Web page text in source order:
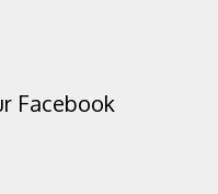
Facebook